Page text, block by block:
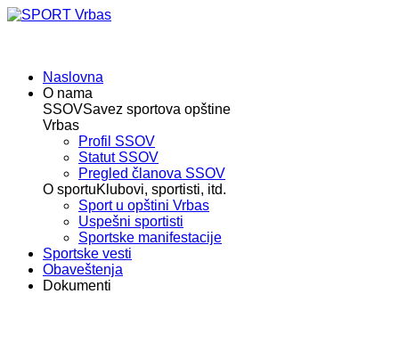
Naslovna
O nama
SSOVSavez sportova opštine
Vrbas
Profil SSOV
Statut SSOV
Pregled članova SSOV
O sportuKlubovi, sportisti, itd.
Sport u opštini Vrbas
Uspešni sportisti
Sportske manifestacije
Sportske vesti
Obaveštenja
Dokumenti